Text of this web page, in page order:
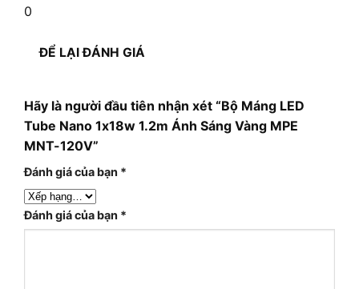
0
ĐỂ LẠI ĐÁNH GIÁ
Hãy là người đầu tiên nhận xét “Bộ Máng LED
Tube Nano 1x18w 1.2m Ánh Sáng Vàng MPE
MNT-120V”
Đánh giá của bạn *
Đánh giá của bạn *